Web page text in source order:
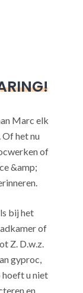
Marc elk
het nu
of
&amp;
bij het
of
Z. D.w.z.
gyproc,
u niet
en